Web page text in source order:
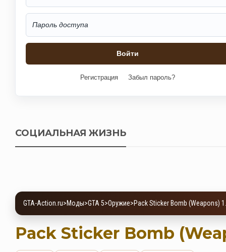
Регистрация Забыл пароль?
СОЦИАЛЬНАЯ ЖИЗНЬ
GTA-Action.ru>Моды>GTA 5>Оружие>Pack Sticker Bomb (Weapons)
Pack Sticker Bomb